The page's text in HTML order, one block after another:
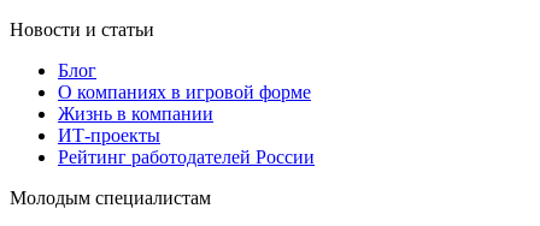
Новости и статьи
Блог
О компаниях в игровой форме
Жизнь в компании
ИТ-проекты
Рейтинг работодателей России
Молодым специалистам